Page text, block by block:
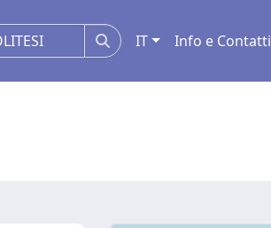
IT Info e Contatti